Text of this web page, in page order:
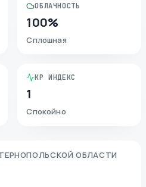
ОБЛАЧНОСТЬ
100%
Сплошная
KP ИНДЕКС
1
Спокойно
ОБЛАСТИ